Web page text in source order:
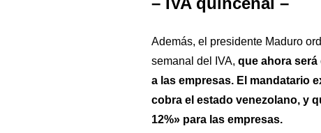
Además, el presidente Maduro
semanal del IVA, que ahora
a las empresas. El mandatario
cobra el estado venezolano, y
12%» para las empresas.